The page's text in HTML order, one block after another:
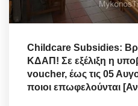
Childcare Subsidies:
ΚΔΑΠ! Σε εξέλιξη η
voucher, έως τις 05
ποιοι επωφελούνται